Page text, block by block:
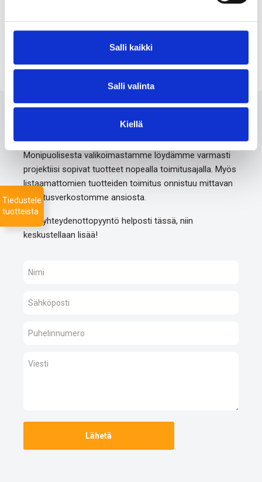
Salli kaikki
Salli valinta
Kiellä
info@pretec.se
Ota meihin yhteyttä 24/7
Monipuolisesta valikoimastamme löydämme varmasti
projektiisi sopivat tuotteet nopealla toimitusajalla. Myös
listaamattomien tuotteiden toimitus onnistuu mittavan
toimitusverkostomme ansiosta.
Jätä yhteydenottopyyntö helposti tässä, niin
keskustellaan lisää!
Tiedustele
tuotteista